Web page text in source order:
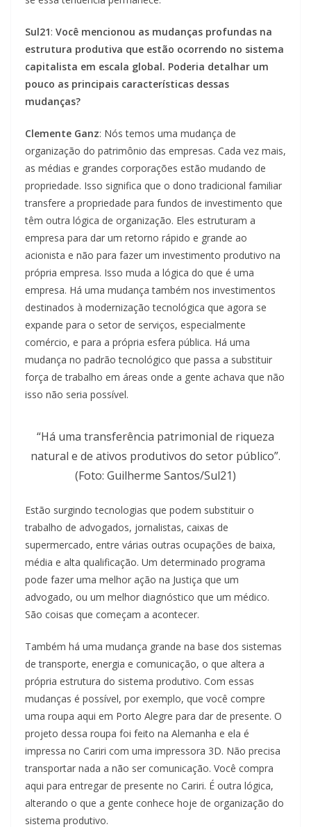
Sul21: Você mencionou as mudanças profundas na
estrutura produtiva que estão ocorrendo no sistema
capitalista em escala global. Poderia detalhar um
pouco as principais características dessas
mudanças?
Clemente Ganz: Nós temos uma mudança de
organização do patrimônio das empresas. Cada vez mais,
as médias e grandes corporações estão mudando de
propriedade. Isso significa que o dono tradicional familiar
transfere a propriedade para fundos de investimento que
têm outra lógica de organização. Eles estruturam a
empresa para dar um retorno rápido e grande ao
acionista e não para fazer um investimento produtivo na
própria empresa. Isso muda a lógica do que é uma
empresa. Há uma mudança também nos investimentos
destinados à modernização tecnológica que agora se
expande para o setor de serviços, especialmente
comércio, e para a própria esfera pública. Há uma
mudança no padrão tecnológico que passa a substituir
força de trabalho em áreas onde a gente achava que não
isso não seria possível.
“Há uma transferência patrimonial de riqueza
natural e de ativos produtivos do setor público”.
(Foto: Guilherme Santos/Sul21)
Estão surgindo tecnologias que podem substituir o
trabalho de advogados, jornalistas, caixas de
supermercado, entre várias outras ocupações de baixa,
média e alta qualificação. Um determinado programa
pode fazer uma melhor ação na Justiça que um
advogado, ou um melhor diagnóstico que um médico.
São coisas que começam a acontecer.
Também há uma mudança grande na base dos sistemas
de transporte, energia e comunicação, o que altera a
própria estrutura do sistema produtivo. Com essas
mudanças é possível, por exemplo, que você compre
uma roupa aqui em Porto Alegre para dar de presente. O
projeto dessa roupa foi feito na Alemanha e ela é
impressa no Cariri com uma impressora 3D. Não precisa
transportar nada a não ser comunicação. Você compra
aqui para entregar de presente no Cariri. É outra lógica,
alterando o que a gente conhece hoje de organização do
sistema produtivo.